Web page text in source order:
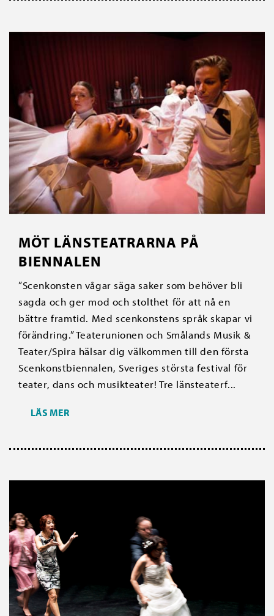
MÖT LÄNSTEATRARNA PÅ
BIENNALEN
”Scenkonsten vågar säga saker som behöver bli
sagda och ger mod och stolthet för att nå en
bättre framtid. Med scenkonstens språk skapar vi
förändring.” Teaterunionen och Smålands Musik &
Teater/Spira hälsar dig välkommen till den första
Scenkonstbiennalen, Sveriges största festival för
teater, dans och musikteater! Tre länsteaterf...
LÄS MER